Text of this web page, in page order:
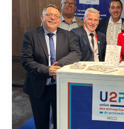
Rixain,
députée
de
l’Essonne,
députée
la
4e